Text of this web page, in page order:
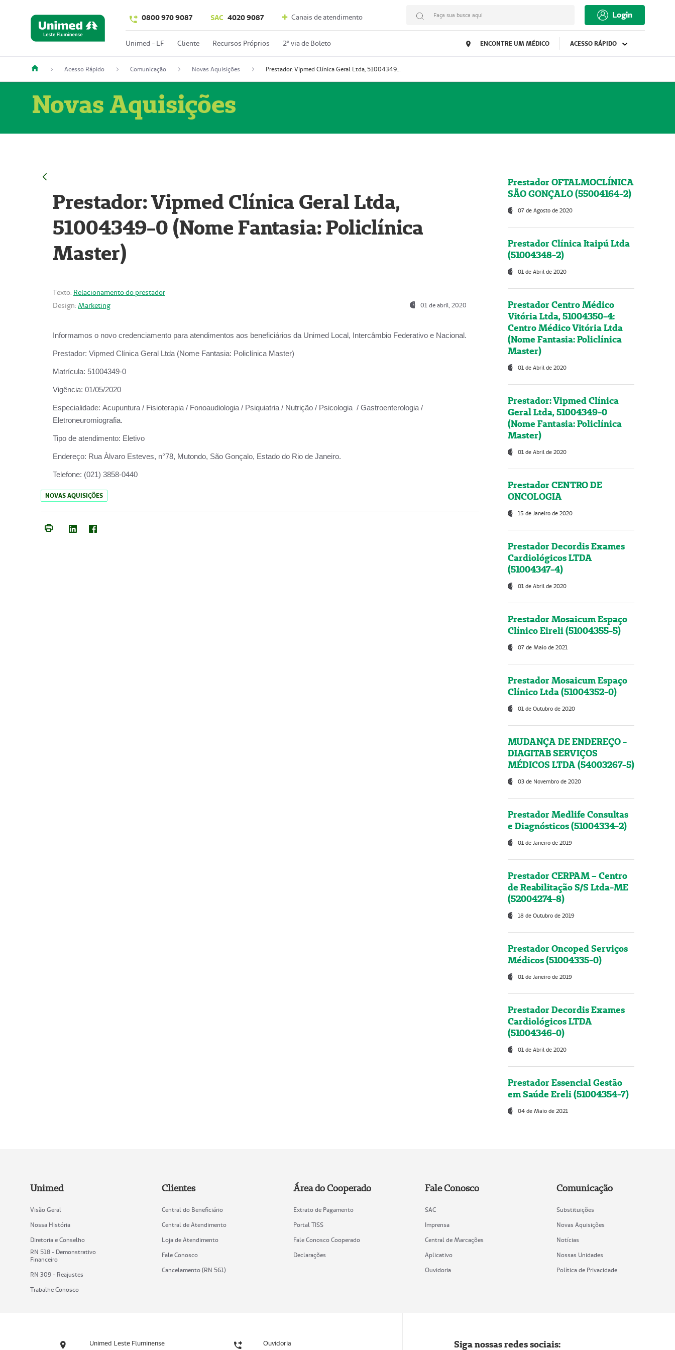
0800 970 9087 SAC 4020 9087 Canais de atendimento Faça sua busca aqui Login
Unimed - LF Cliente Recursos Próprios 2º via de Boleto ENCONTRE UM MÉDICO ACESSO RÁPIDO
Acesso Rápido Comunicação Novas Aquisições Prestador: Vipmed Clínica Geral Ltda, 51004349-0 (Nome Fantasia: Policlínica Master)
Novas Aquisições
Prestador: Vipmed Clínica Geral Ltda,
51004349-0 (Nome Fantasia: Policlínica
Master)
Texto: Relacionamento do prestador
Design: Marketing 01 de abril, 2020
Informamos o novo credenciamento para atendimentos aos beneficiários da Unimed Local, Intercâmbio Federativo e Nacional.
Prestador: Vipmed Clínica Geral Ltda (Nome Fantasia: Policlínica Master)
Matrícula: 51004349-0
Vigência: 01/05/2020
Especialidade: Acupuntura / Fisioterapia / Fonoaudiologia / Psiquiatria / Nutrição / Psicologia / Gastroenterologia /
Eletroneuromiografia.
Tipo de atendimento: Eletivo
Endereço: Rua Àlvaro Esteves, n°78, Mutondo, São Gonçalo, Estado do Rio de Janeiro.
Telefone: (021) 3858-0440
NOVAS AQUISIÇÕES
Prestador OFTALMOCLÍNICA
SÃO GONÇALO (55004164-2)
07 de Agosto de 2020
Prestador Clínica Itaipú Ltda
(51004348-2)
01 de Abril de 2020
Prestador Centro Médico
Vitória Ltda, 51004350-4:
Centro Médico Vitória Ltda
(Nome Fantasia: Policlínica
Master)
01 de Abril de 2020
Prestador: Vipmed Clínica
Geral Ltda, 51004349-0
(Nome Fantasia: Policlínica
Master)
01 de Abril de 2020
Prestador CENTRO DE
ONCOLOGIA
15 de Janeiro de 2020
Prestador Decordis Exames
Cardiológicos LTDA
(51004347-4)
01 de Abril de 2020
Prestador Mosaicum Espaço
Clínico Eireli (51004355-5)
07 de Maio de 2021
Prestador Mosaicum Espaço
Clínico Ltda (51004352-0)
01 de Outubro de 2020
MUDANÇA DE ENDEREÇO -
DIAGITAB SERVIÇOS
MÉDICOS LTDA (54003267-5)
03 de Novembro de 2020
Prestador Medlife Consultas
e Diagnósticos (51004334-2)
01 de Janeiro de 2019
Prestador CERPAM – Centro
de Reabilitação S/S Ltda-ME
(52004274-8)
18 de Outubro de 2019
Prestador Oncoped Serviços
Médicos (51004335-0)
01 de Janeiro de 2019
Prestador Decordis Exames
Cardiológicos LTDA
(51004346-0)
01 de Abril de 2020
Prestador Essencial Gestão
em Saúde Ereli (51004354-7)
04 de Maio de 2021
Unimed
Visão Geral
Nossa História
Diretoria e Conselho
RN 518 - Demonstrativo
Financeiro
RN 309 - Reajustes
Trabalhe Conosco
Clientes
Central do Beneficiário
Central de Atendimento
Loja de Atendimento
Fale Conosco
Cancelamento (RN 561)
Área do Cooperado
Extrato de Pagamento
Portal TISS
Fale Conosco Cooperado
Declarações
Fale Conosco
SAC
Imprensa
Central de Marcações
Aplicativo
Ouvidoria
Comunicação
Substituições
Novas Aquisições
Notícias
Nossas Unidades
Política de Privacidade
Unimed Leste Fluminense Ouvidoria Siga nossas redes sociais: